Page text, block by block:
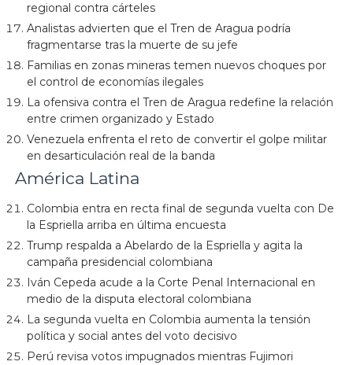
regional contra cárteles
Analistas advierten que el Tren de Aragua podría
fragmentarse tras la muerte de su jefe
Familias en zonas mineras temen nuevos choques por
el control de economías ilegales
La ofensiva contra el Tren de Aragua redefine la relación
entre crimen organizado y Estado
Venezuela enfrenta el reto de convertir el golpe militar
en desarticulación real de la banda
América Latina
Colombia entra en recta final de segunda vuelta con De
la Espriella arriba en última encuesta
Trump respalda a Abelardo de la Espriella y agita la
campaña presidencial colombiana
Iván Cepeda acude a la Corte Penal Internacional en
medio de la disputa electoral colombiana
La segunda vuelta en Colombia aumenta la tensión
política y social antes del voto decisivo
Perú revisa votos impugnados mientras Fujimori